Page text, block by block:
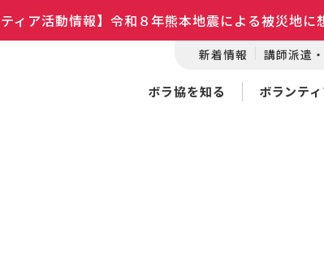
ティア活動情報】令和８年熊本地震による被災地に
新着情報 講師派遣
ボラ協を知る ボランテ